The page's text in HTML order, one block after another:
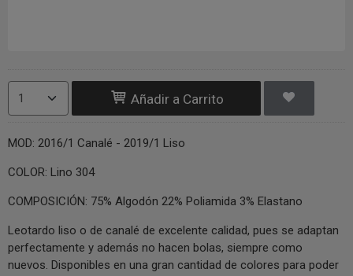
Añadir a Carrito
MOD: 2016/1 Canalé - 2019/1 Liso
COLOR: Lino 304
COMPOSICIÓN: 75% Algodón 22% Poliamida 3% Elastano
Leotardo liso o de canalé de excelente calidad, pues se adaptan
perfectamente y además no hacen bolas, siempre como
nuevos. Disponibles en una gran cantidad de colores para poder